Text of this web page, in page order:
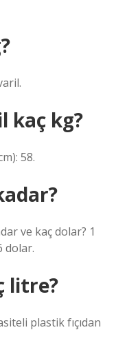
kaç kg?
58.
ve kaç dolar? 1
dolar.
litre?
plastik fıçıdan